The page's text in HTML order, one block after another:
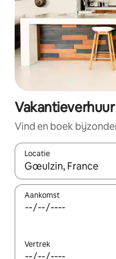
Vind en boek
Locatie
Wanneer er
Aankomst
Vertrek